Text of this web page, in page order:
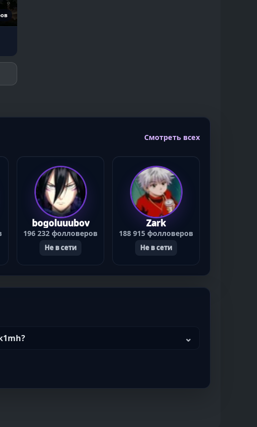
Смотреть всех
bogoluuubov
196 232 фолловеров
Не в сети
Zark
188 915 фолловеров
Не в сети